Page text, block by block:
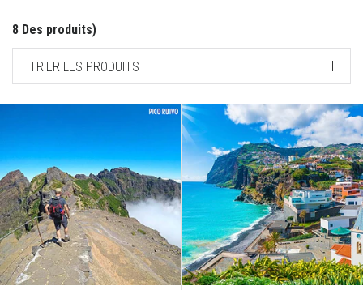
8 Des produits)
TRIER LES PRODUITS